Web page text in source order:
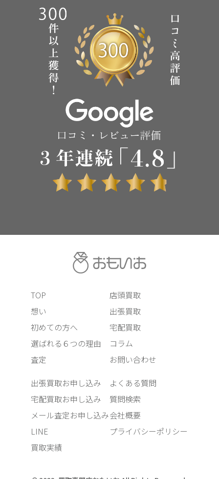
TOP
想い
初めての方へ
選ばれる６つの理由
査定
店頭買取
出張買取
宅配買取
コラム
お問い合わせ
出張買取お申し込み
宅配買取お申し込み
メール査定お申し込み
LINE
買取実績
よくある質問
質問検索
会社概要
プライバシーポリシー